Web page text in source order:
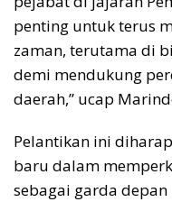
penting untuk terus
zaman, terutama di
demi mendukung
daerah,” ucap
Pelantikan ini
baru dalam
sebagai garda